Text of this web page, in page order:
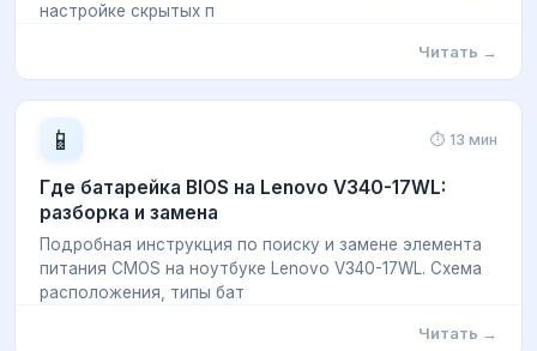
настройке скрытых п
Читать →
📱 ⏱ 13 мин
Где батарейка BIOS на Lenovo V340-17WL:
разборка и замена
Подробная инструкция по поиску и замене элемента
питания CMOS на ноутбуке Lenovo V340-17WL. Схема
расположения, типы бат
Читать →